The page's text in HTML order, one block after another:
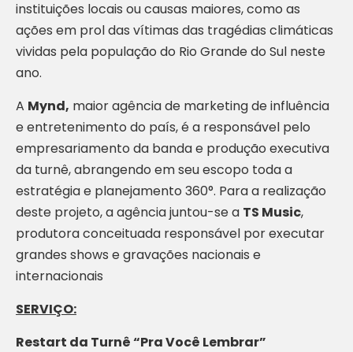
instituições locais ou causas maiores, como as
ações em prol das vítimas das tragédias climáticas
vividas pela população do Rio Grande do Sul neste
ano.
A Mynd, maior agência de marketing de influência
e entretenimento do país, é a responsável pelo
empresariamento da banda e produção executiva
da turnê, abrangendo em seu escopo toda a
estratégia e planejamento 360°. Para a realização
deste projeto, a agência juntou-se a TS Music,
produtora conceituada responsável por executar
grandes shows e gravações nacionais e
internacionais
SERVIÇO:
Restart da Turnê “Pra Você Lembrar”